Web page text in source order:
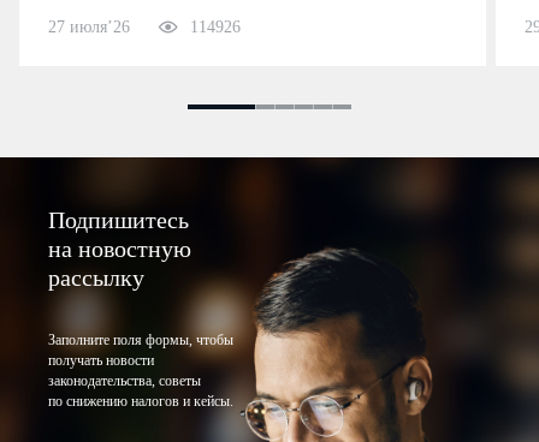
27 июля’26 114926
Подпишитесь
на новостную
рассылку
Заполните поля формы, чтобы
получать новости
законодательства, советы
по снижению налогов и кейсы.